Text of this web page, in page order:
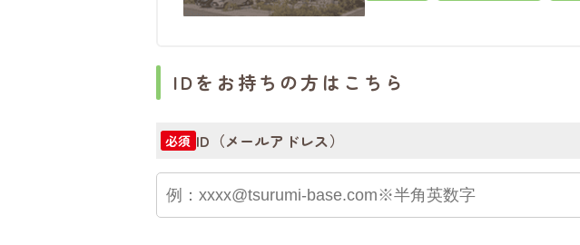
IDをお持ちの方はこちら
必須 ID（メールアドレス）